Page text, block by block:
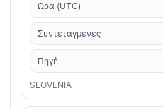
Ώρα (UTC)
Συντεταγμένες
Πηγή
SLOVENIA